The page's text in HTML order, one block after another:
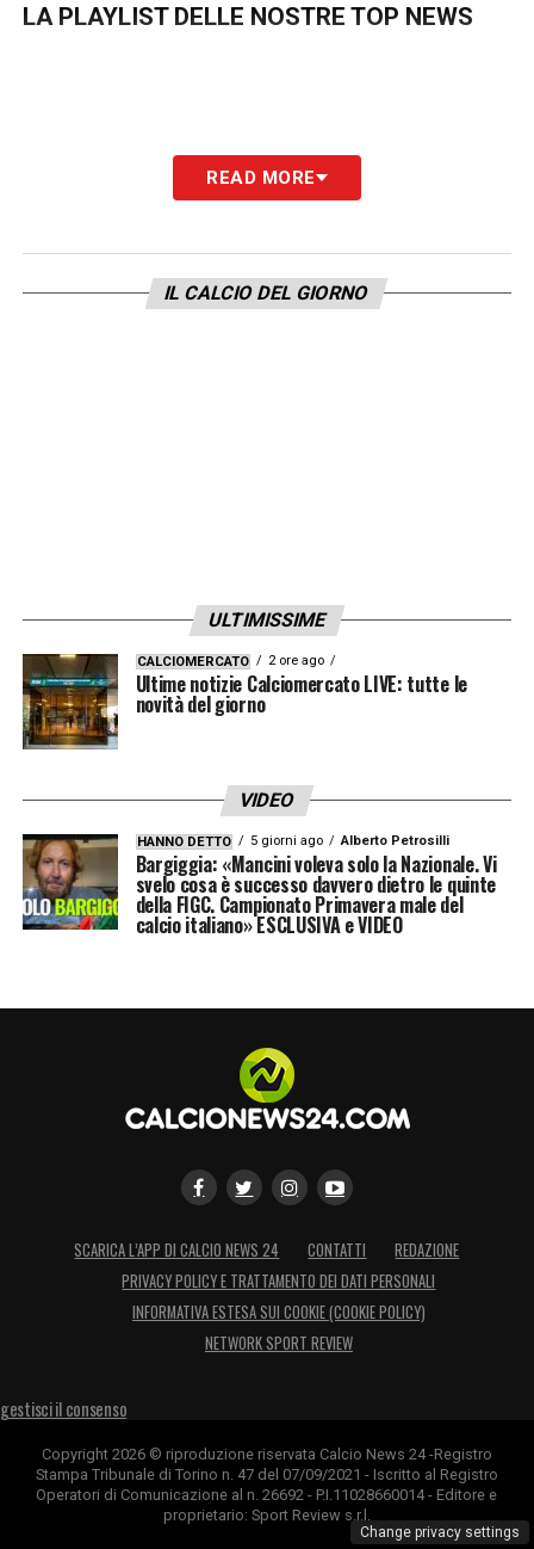
LA PLAYLIST DELLE NOSTRE TOP NEWS
READ MORE
IL CALCIO DEL GIORNO
ULTIMISSIME
CALCIOMERCATO 2 ore ago
Ultime notizie Calciomercato LIVE: tutte le
novità del giorno
VIDEO
HANNO DETTO 5 giorni ago Alberto Petrosilli
Bargiggia: «Mancini voleva solo la Nazionale. Vi
svelo cosa è successo davvero dietro le quinte
della FIGC. Campionato Primavera male del
calcio italiano» ESCLUSIVA e VIDEO
SCARICA L’APP DI CALCIO NEWS 24 CONTATTI
REDAZIONE
PRIVACY POLICY E TRATTAMENTO DEI DATI PERSONALI
INFORMATIVA ESTESA SUI COOKIE (COOKIE POLICY)
NETWORK SPORT REVIEW
gestisci il consenso
Copyright 2026 © riproduzione riservata Calcio News 24 -Registro
Stampa Tribunale di Torino n. 47 del 07/09/2021 - Iscritto al Registro
Operatori di Comunicazione al n. 26692 - P.I.11028660014 - Editore e
proprietario: Sport Review s.r.l.
Change privacy settings